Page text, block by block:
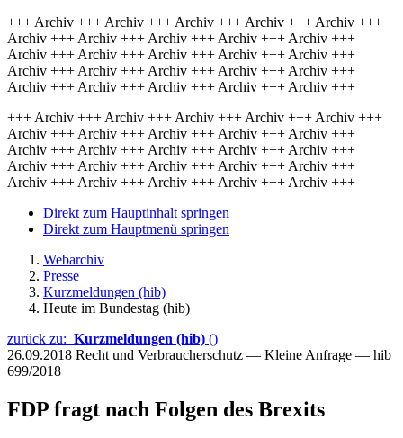
+++ Archiv +++ Archiv +++ Archiv +++ Archiv +++ Archiv +++
Archiv +++ Archiv +++ Archiv +++ Archiv +++ Archiv +++
Archiv +++ Archiv +++ Archiv +++ Archiv +++ Archiv +++
Archiv +++ Archiv +++ Archiv +++ Archiv +++ Archiv +++
Archiv +++ Archiv +++ Archiv +++ Archiv +++ Archiv +++
+++ Archiv +++ Archiv +++ Archiv +++ Archiv +++ Archiv +++
Archiv +++ Archiv +++ Archiv +++ Archiv +++ Archiv +++
Archiv +++ Archiv +++ Archiv +++ Archiv +++ Archiv +++
Archiv +++ Archiv +++ Archiv +++ Archiv +++ Archiv +++
Archiv +++ Archiv +++ Archiv +++ Archiv +++ Archiv +++
Direkt zum Hauptinhalt springen
Direkt zum Hauptmenü springen
Webarchiv
Presse
Kurzmeldungen (hib)
Heute im Bundestag (hib)
zurück zu: Kurzmeldungen (hib) ()
26.09.2018 Recht und Verbraucherschutz — Kleine Anfrage — hib
699/2018
FDP fragt nach Folgen des Brexits